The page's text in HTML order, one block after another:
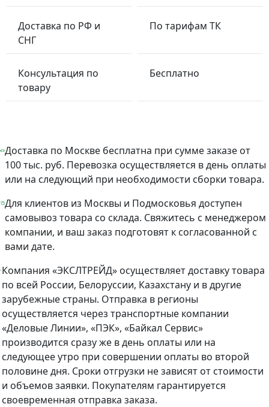
Доставка по РФ и
СНГ
По тарифам ТК
Консультация по
товару
Бесплатно
Доставка по Москве бесплатна при сумме заказе от
100 тыс. руб. Перевозка осуществляется в день оплаты
или на следующий при необходимости сборки товара.
Для клиентов из Москвы и Подмосковья доступен
самовывоз товара со склада. Свяжитесь с менеджером
компании, и ваш заказ подготовят к согласованной с
вами дате.
Компания «ЭКСЛТРЕЙД» осуществляет доставку товара
по всей России, Белоруссии, Казахстану и в другие
зарубежные страны. Отправка в регионы
осуществляется через транспортные компании
«Деловые Линии», «ПЭК», «Байкал Сервис»
производится сразу же в день оплаты или на
следующее утро при совершении оплаты во второй
половине дня. Сроки отгрузки не зависят от стоимости
и объемов заявки. Покупателям гарантируется
своевременная отправка заказа.